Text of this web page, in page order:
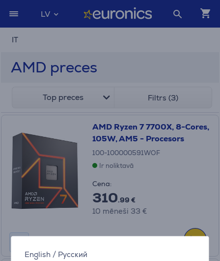
English / Русский
LV
IT
AMD preces
Top preces Filtrs (3)
AMD Ryzen 7 7700X, 8-Cores,
105W, AM5 - Procesors
100-100000591WOF
Ir noliktavā
Cena:
310.99 €
10 mēneši 33 €